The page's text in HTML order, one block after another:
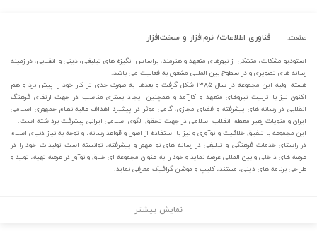
صنعت: فناوری اطلاعات/ نرم‌افزار و سخت‌افزار
استودیو مشکات، متشکل از نیورهای متعهد و هنرمند، براساس انگیزه های تبلیغی، دینی و انقلابی، در زمینه
رسانه های تصویری و در سطوح بین المللی مشغول به فعالیت می باشد.
هسته اولیه این مجموعه در سال ۱۳۸۵ شکل گرفت و بعدها به صورت جدی تر کار خود را پیش برد و هم
اکنون نیز با تربیت نیروهای متعهد و کارآمد و همچنین ایجاد بستری مناسب در جهت ارتقای فرهنگ
انقلابی در رسانه های پیشرفته و فضای مجازی، گامی موثر در پیشبرد اهداف عالیه نظام جمهوری اسلامی
ایران و منویات رهبر معظم انقلاب اسلامی در جهت تحقق الگوی اسلامی ایرانی پیشرفت برداشته است.
این مجموعه با تلفیق خلاقیت و نوآوری و نیز با استفاده از اصول و قواعد رسانه، و توجه به نیاز دنیای اسلام
در راستای خدمات فرهنگی و تبلیغی در رسانه های نو ظهور و پیشرفته، توانسته است تولیدات خود را در
عرصه های داخلی و بین المللی عرضه نماید و خود را به عنوان مجموعه ای خلاق و نوآور در عرصه تهیه، تولید و
طراحی برنامه های دینی، مستند، کلیپ و موشن گرافیک معرفی نماید.
نمایش بیشتر